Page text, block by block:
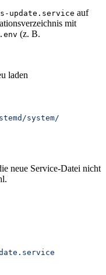
update.service auf
mit
.env (z. B.
laden
system/
neue Service-Datei nicht